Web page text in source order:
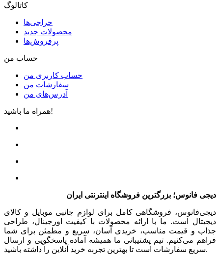
کاتالوگ
حراجی‌ها
محصولات جدید
پرفروش‌ها
حساب من
حساب کاربری من
سفارشات من
آدرس‌های من
همراه ما باشید!
دیجی فانوس؛ بزرگترین فروشگاه اینترنتی ایران
دیجی‌فانوس، فروشگاهی کامل برای لوازم جانبی موبایل و کالای
دیجیتال است. ما با ارائه محصولات با کیفیت اورجینال، طراحی
جذاب و قیمت مناسب، خریدی آسان، سریع و مطمئن برای شما
فراهم می‌کنیم. تیم پشتیبانی ما همیشه آماده پاسخگویی و ارسال
سریع سفارشات است تا بهترین تجربه خرید آنلاین را داشته باشید.